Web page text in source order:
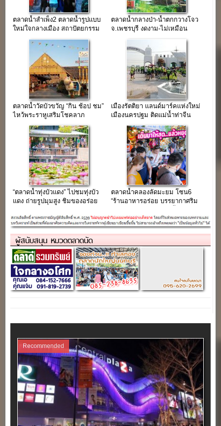
ตลาดน้ำสำเพ็ง2 ตลาดน้ำรูปแบบ
ใหม่ใจกลางเมือง สถาปัตยกรรม
ตลาดน้ำกลางป่า-น้ำตกกวางโจว
จ.เพชรบุรี งดงาม-ไม่เหมือน
ตลาดน้ำวัดบัวขวัญ “กิน ช้อป ชม”
ไหว้พระราหูเสริมโชคลาภ
เมืองรัตติยา เเลนด์มาร์คเเห่งใหม่
เมืองนครปฐม ติดแม่น้ำท่าจีน
“ตลาดน้ำทุ่งบัวแดง” ไปชมทุ่งบัว
แดง ถ่ายรูปมุมสูง ชิมของอร่อย
ตลาดน้ำคลองลัดมะยม โซน6
“ร้านอาหารอร่อย บรรยากาศริม
ของ)
ผู้สนับสนุน หมวดตลาดนัด
Recommended